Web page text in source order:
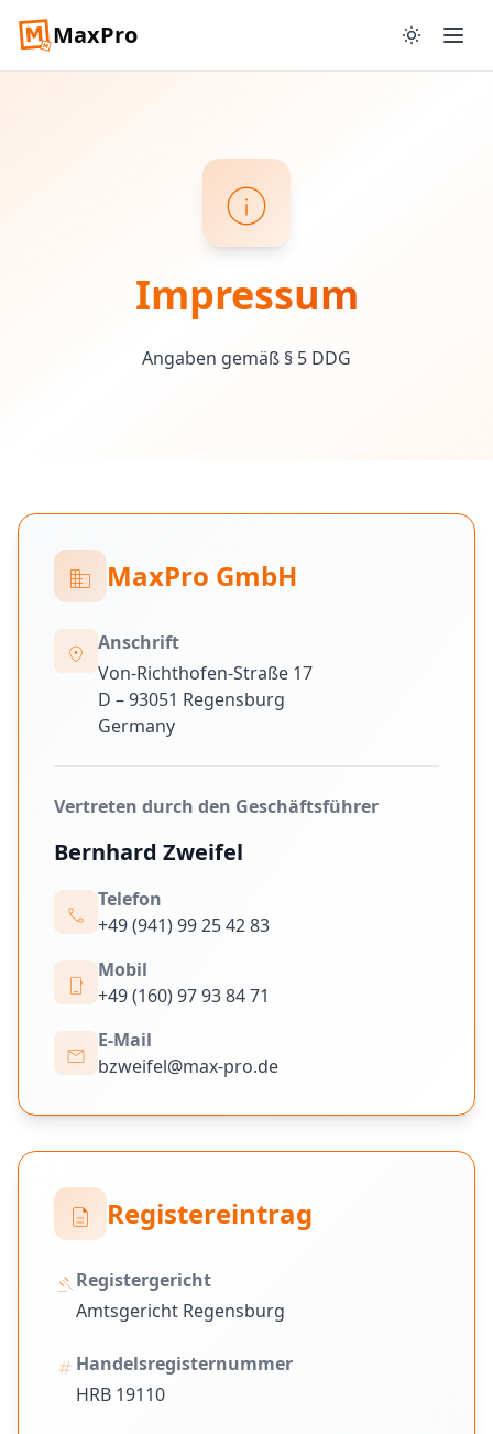
MaxPro
info
Impressum
Angaben gemäß § 5 DDG
business MaxPro GmbH
location_on
Anschrift
Von-Richthofen-Straße 17
D – 93051 Regensburg
Germany
Vertreten durch den Geschäftsführer
Bernhard Zweifel
call
Telefon
+49 (941) 99 25 42 83
phone_iphone
Mobil
+49 (160) 97 93 84 71
mail
E-Mail
bzweifel@max-pro.de
description Registereintrag
gavelRegistergericht
Amtsgericht Regensburg
tag Handelsregisternummer
HRB 19110